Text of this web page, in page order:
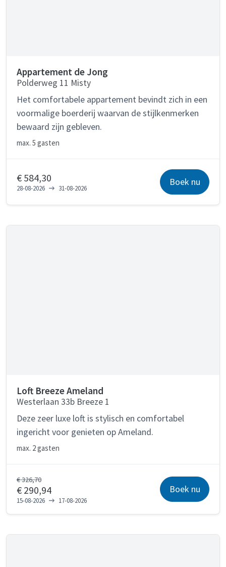
Appartement de Jong
Polderweg 11 Misty
Het comfortabele appartement bevindt zich in een
voormalige boerderij waarvan de stijlkenmerken
bewaard zijn gebleven.
max. 5 gasten
€ 584,30
28-08-2026 31-08-2026
Boek nu
Loft Breeze Ameland
Westerlaan 33b Breeze 1
Deze zeer luxe loft is stylisch en comfortabel
ingericht voor genieten op Ameland.
max. 2 gasten
€ 326,70
€ 290,94
15-08-2026 17-08-2026
Boek nu